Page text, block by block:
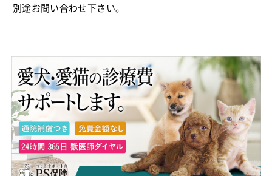
別途お問い合わせ下さい。